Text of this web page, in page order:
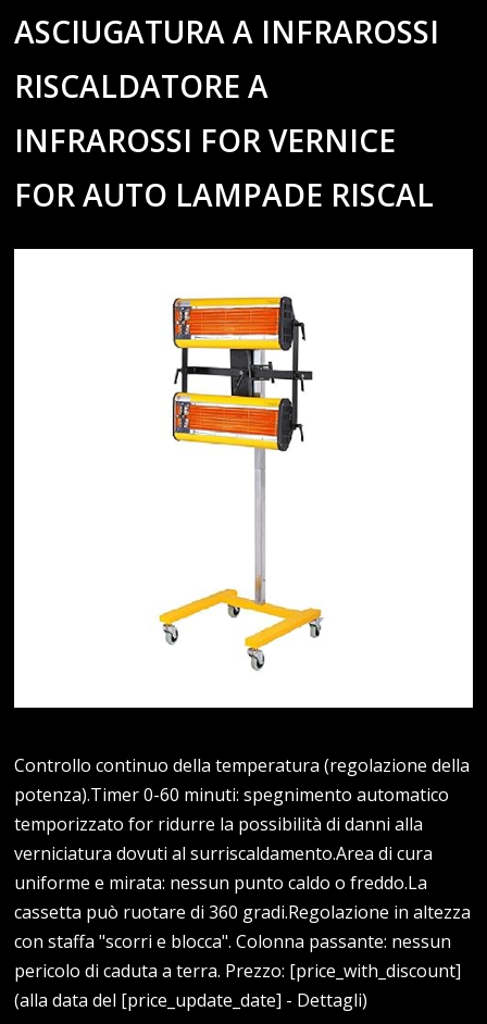
ASCIUGATURA A INFRAROSSI
RISCALDATORE A
INFRAROSSI FOR VERNICE
FOR AUTO LAMPADE RISCAL
Controllo continuo della temperatura (regolazione della
potenza).Timer 0-60 minuti: spegnimento automatico
temporizzato for ridurre la possibilità di danni alla
verniciatura dovuti al surriscaldamento.Area di cura
uniforme e mirata: nessun punto caldo o freddo.La
cassetta può ruotare di 360 gradi.Regolazione in altezza
con staffa "scorri e blocca". Colonna passante: nessun
pericolo di caduta a terra. Prezzo: [price_with_discount]
(alla data del [price_update_date] - Dettagli)